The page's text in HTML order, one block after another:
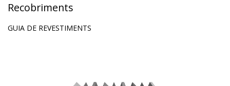
Recobriments
GUIA DE REVESTIMENTS